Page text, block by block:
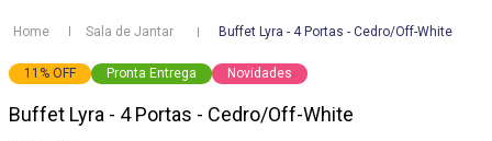
Sala de Jantar Buffet Lyra - 4 Portas - Cedro/Off-White
11 % OFF Pronta Entrega Novidades
Buffet Lyra - 4 Portas - Cedro/Off-White
3º cozinhas
4 º sofá